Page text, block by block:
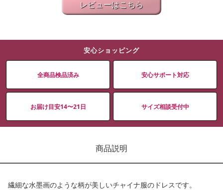
レビューはこちら
安心ショッピング
全商品検品済み 安心サポート対応
お届け目安14〜21日 サイズ相談受付中
商品説明
繊細な水墨画のような柄が美しいチャイナ服のドレスです。